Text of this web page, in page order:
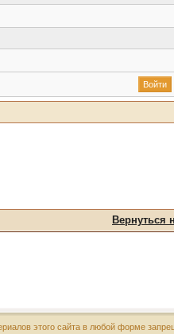
Вернуться
этого сайта в любой форме